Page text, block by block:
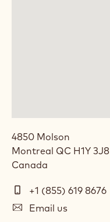
4850 Molson
Montreal QC H1Y 3J8
Canada
Telephone
+1 (855) 619 8676
E-
Email us